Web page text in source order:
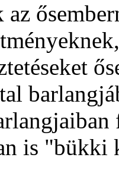
az
is "bükki